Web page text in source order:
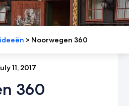
> Noorwegen 360
11, 2017
360